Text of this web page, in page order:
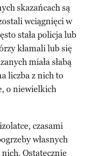
skazańcach są
wciągnięci w
stała policja lub
kłamali lub się
miała słabą
liczba z nich to
o niewielkich
czasami
własnych
Ostatecznie